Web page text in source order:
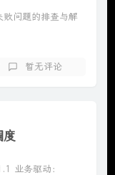
问题的排查与解
暂无评论
度
业务驱动：